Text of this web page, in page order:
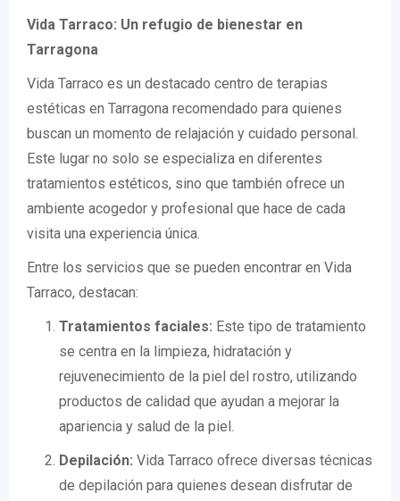
Vida Tarraco: Un refugio de bienestar en
Tarragona
Vida Tarraco es un destacado centro de terapias
estéticas en Tarragona recomendado para quienes
buscan un momento de relajación y cuidado personal.
Este lugar no solo se especializa en diferentes
tratamientos estéticos, sino que también ofrece un
ambiente acogedor y profesional que hace de cada
visita una experiencia única.
Entre los servicios que se pueden encontrar en Vida
Tarraco, destacan:
Tratamientos faciales: Este tipo de tratamiento
se centra en la limpieza, hidratación y
rejuvenecimiento de la piel del rostro, utilizando
productos de calidad que ayudan a mejorar la
apariencia y salud de la piel.
Depilación: Vida Tarraco ofrece diversas técnicas
de depilación para quienes desean disfrutar de